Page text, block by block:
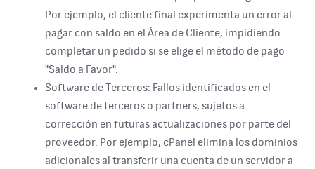
Por ejemplo, el cliente final experimenta un error al
pagar con saldo en el Área de Cliente, impidiendo
completar un pedido si se elige el método de pago
"Saldo a Favor".
Software de Terceros: Fallos identificados en el
software de terceros o partners, sujetos a
corrección en futuras actualizaciones por parte del
proveedor. Por ejemplo, cPanel elimina los dominios
adicionales al transferir una cuenta de un servidor a